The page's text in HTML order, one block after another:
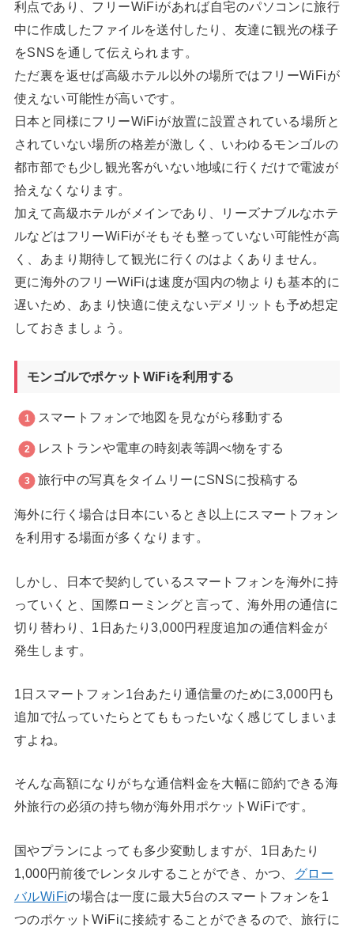
利点であり、フリーWiFiがあれば自宅のパソコンに旅行
中に作成したファイルを送付したり、友達に観光の様子
をSNSを通して伝えられます。
ただ裏を返せば高級ホテル以外の場所ではフリーWiFiが
使えない可能性が高いです。
日本と同様にフリーWiFiが放置に設置されている場所と
されていない場所の格差が激しく、いわゆるモンゴルの
都市部でも少し観光客がいない地域に行くだけで電波が
拾えなくなります。
加えて高級ホテルがメインであり、リーズナブルなホテ
ルなどはフリーWiFiがそもそも整っていない可能性が高
く、あまり期待して観光に行くのはよくありません。
更に海外のフリーWiFiは速度が国内の物よりも基本的に
遅いため、あまり快適に使えないデメリットも予め想定
しておきましょう。
モンゴルでポケットWiFiを利用する
スマートフォンで地図を見ながら移動する
レストランや電車の時刻表等調べ物をする
旅行中の写真をタイムリーにSNSに投稿する
海外に行く場合は日本にいるとき以上にスマートフォン
を利用する場面が多くなります。
しかし、日本で契約しているスマートフォンを海外に持
っていくと、国際ローミングと言って、海外用の通信に
切り替わり、1日あたり3,000円程度追加の通信料金が
発生します。
1日スマートフォン1台あたり通信量のために3,000円も
追加で払っていたらとてももったいなく感じてしまいま
すよね。
そんな高額になりがちな通信料金を大幅に節約できる海
外旅行の必須の持ち物が海外用ポケットWiFiです。
国やプランによっても多少変動しますが、1日あたり
1,000円前後でレンタルすることができ、かつ、
グロー
バルWiFiの場合は一度に最大5台のスマートフォンを1
つのポケットWiFiに接続することができるので、旅行に